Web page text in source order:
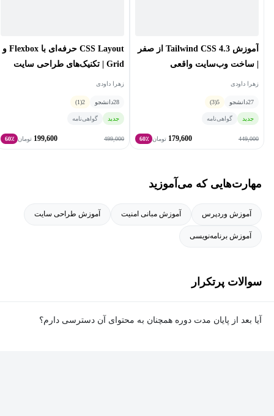
آموزش Tailwind CSS 4.3 از صفر
| ساخت وب‌سایت واقعی
زهرا داودی
27دانشجو 5
(3)
جدید گواهی‌نامه
449,000
179,600 تومان 60٪
CSS Layout حرفه‌ای با Flexbox و
Grid | تکنیک‌های طراحی سایت
واکنش‌گرا
زهرا داودی
28دانشجو 2
(1)
جدید گواهی‌نامه
499,000
199,600 تومان 60٪
مهارت‌هایی که می‌آموزید
آموزش وردپرس آموزش مبانی امنیت آموزش طراحی سایت
آموزش برنامه‌نویسی
سوالات پرتکرار
آیا بعد از پایان مدت دوره همچنان به محتوای آن دسترسی دارم؟